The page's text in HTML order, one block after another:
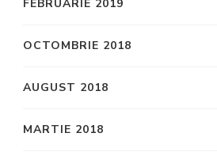
FEBRUARIE 2019
OCTOMBRIE 2018
AUGUST 2018
MARTIE 2018